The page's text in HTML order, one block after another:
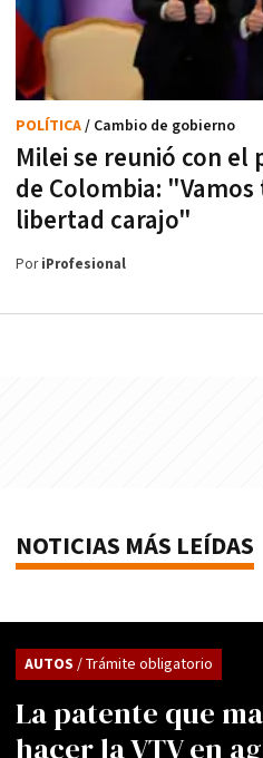
Milei se reunió con
de Colombia:
libertad carajo"
POLÍTICA/ Cambio de gobierno
PoriProfesional
NOTICIAS MÁS LEÍDAS
La patente que
hacer la VTV en
AUTOS / Trámite obligatorio